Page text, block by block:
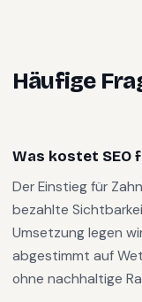
Häufige
Was kostet SEO
Der Einstieg für
bezahlte
Umsetzung legen
abgestimmt auf
ohne nachhaltige